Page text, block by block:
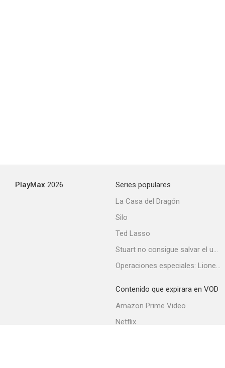
PlayMax 2026
Series populares
La Casa del Dragón
Silo
Ted Lasso
Stuart no consigue salvar el universo
Operaciones especiales: Lioness
Contenido que expirara en VOD
Amazon Prime Video
Netflix